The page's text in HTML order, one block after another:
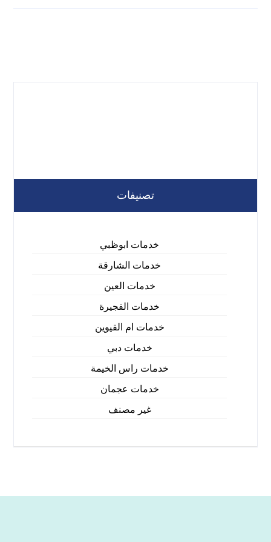
تصنيفات
خدمات ابوظبي
خدمات الشارقة
خدمات العين
خدمات الفجيرة
خدمات ام القيوين
خدمات دبي
خدمات راس الخيمة
خدمات عجمان
غير مصنف